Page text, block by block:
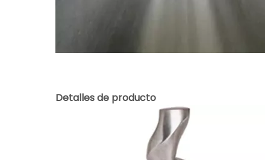
Detalles de producto